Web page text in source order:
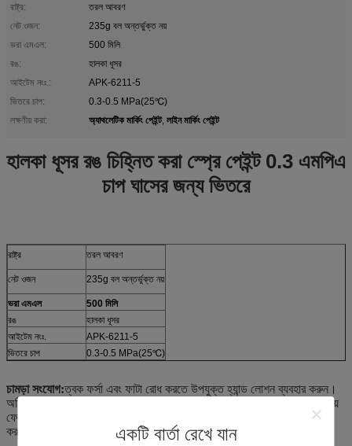
একটি বার্তা রেখে যান
রাষ্ট্র:
তরল আবরণ
নেট ওজন:
235g বল অন্তর্ভুক্ত নয়
ভরা এমএল:
500 মিলি
রঙ:
হালকা ধূসর
আইটেম নংঃ.:
APK-6211-5
ভিতরে চাপ:
0.3-0.5 MPa(25℃)
লক্ষণীয় করা:
অ্যাথলেটিক মার্কিং পেইন্ট, লাইন মার্কিং পেইন্ট
হালকা ধূসর রঙ চিহ্নিত করা স্প্রে পেইন্ট 0.3 এমপিএ
চাপ ঘাসের জন্য ভিতরে
রাষ্ট্র তরল আবরণ
নেট ওজন 235g বল অন্তর্ভুক্ত নয়
ভরা এমএল
500 মিলি
রঙ
হালকা ধূসর
আইটেম নংঃ.
APK-6211-5
ভিতরে চাপ
0.3-0.5 MPa(25℃)
চামড়া সংযোগ:ত্বক ফর্সা এবং ফাটা রোধ করতে উপযুক্ত হ্যান্ড লোশন ব্যবহার করুন।
অবিলম্বে দূষিত পোশাক অপসারণ.অবিলম্বে ধুয়ে ফেলুন এবং দূষিত ত্বক জল দিয়ে ধুয়ে
ফেলুন।কাপড় ভিজে গেলে তাৎক্ষণিকভাবে সরিয়ে ফেলুন এবং জল দিয়ে ত্বক ফ্লাশ
করুন।